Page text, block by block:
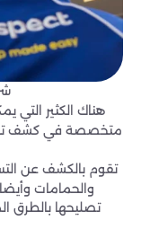
هناك الكثير
متخصصة في كشف
تقوم بالكشف عن
والحمامات
تصليحها بالطرق